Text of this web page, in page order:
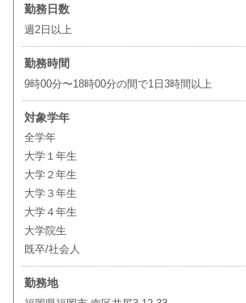
勤務日数
週2日以上
勤務時間
9時00分〜18時00分の間で1日3時間以上
対象学年
全学年
大学１年生
大学２年生
大学３年生
大学４年生
大学院生
既卒/社会人
勤務地